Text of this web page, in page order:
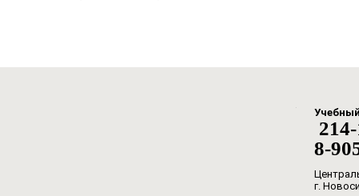
8-
г.